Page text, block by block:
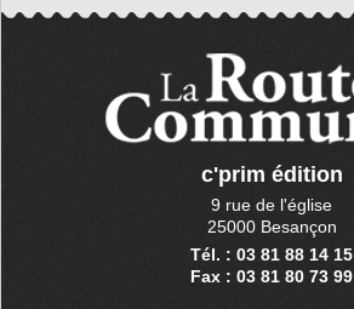
c'prim édition
9 rue de l'église
25000 Besançon
Tél. : 03 81 88 14 15
Fax : 03 81 80 73 99